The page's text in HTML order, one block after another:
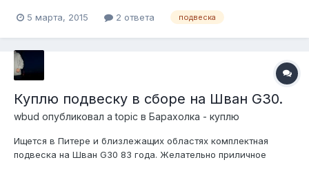
5 марта, 2015
2 ответа подвеска
Куплю подвеску в сборе на Шван G30.
wbud опубликовал a topic в Барахолка - куплю
Ищется в Питере и близлежащих областях комплектная
подвеска на Шван G30 83 года. Желательно приличное